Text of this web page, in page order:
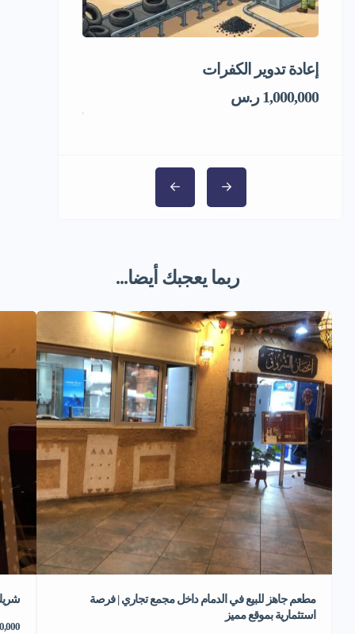
إعادة تدوير الكفرات
1,000,000 ر.س
ربما يعجبك أيضا...
مطعم جاهز للبيع في الدمام داخل مجمع تجاري | فرصة
استثمارية بموقع مميز
70,000